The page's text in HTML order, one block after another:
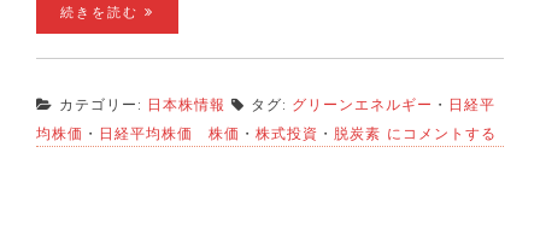
続きを読む
カテゴリー: 日本株情報 タグ: グリーンエネルギー ・ 日経平
均株価 ・ 日経平均株価 株価 ・ 株式投資 ・ 脱炭素 日
経
にコメントする